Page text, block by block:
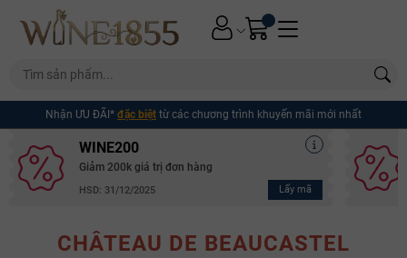
Nhận ƯU ĐÃI* đặc biệt từ các chương trình khuyến mãi mới nhất
WINE200
Giảm 200k giá trị đơn hàng
HSD: 31/12/2025 Lấy mã
CHÂTEAU DE BEAUCASTEL